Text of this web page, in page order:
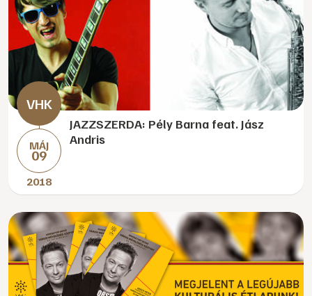
MÁJ
09
2018
JAZZSZERDA: Pély Barna feat. Jász
Andris